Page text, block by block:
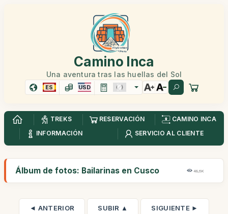
Camino Inca
Una aventura tras las huellas del Sol
ES USD
TREKS RESERVACIÓN
CAMINO INCA
INFORMACIÓN
SERVICIO AL CLIENTE
Álbum de fotos: Bailarinas en Cusco 48,6K
◄ ANTERIOR SUBIR ▲ SIGUIENTE ►